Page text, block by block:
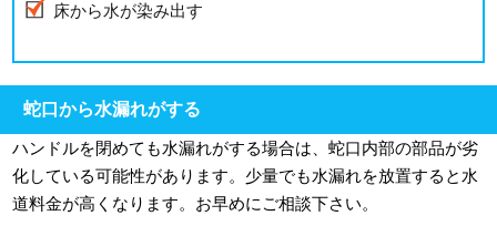
床から水が染み出す
蛇口から水漏れがする
ハンドルを閉めても水漏れがする場合は、蛇口内部の部品が劣
化している可能性があります。少量でも水漏れを放置すると水
道料金が高くなります。お早めにご相談下さい。